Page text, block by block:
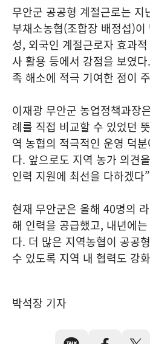
무안군 공공형 계절근로는
부채소농협(조합장 배정섭)
성, 외국인 계절근로자 효과
사 활용 등에서 강점을 보였
족 해소에 적극 기여한 점이
이재광 무안군 농업정책과장
례를 직접 비교할 수 있었던
역 농협의 적극적인 운영 덕
다. 앞으로도 지역 농가 의견
인력 지원에 최선을 다하겠다
현재 무안군은 올해 40명의
해 인력을 공급했고, 내년에
다. 더 많은 지역농협이 공공
수 있도록 지역 내 협력도 강
박석장 기자